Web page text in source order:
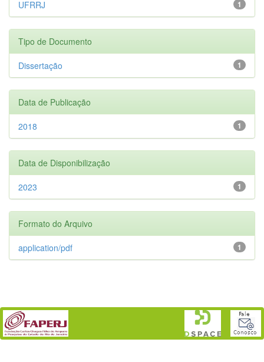
1
UFRRJ
Tipo de Documento
1
Dissertação
Data de Publicação
1
2018
Data de Disponibilização
1
2023
Formato do Arquivo
1
application/pdf